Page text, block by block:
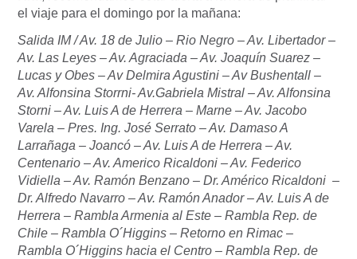
el viaje para el domingo por la mañana:
Salida IM / Av. 18 de Julio – Rio Negro – Av. Libertador –
Av. Las Leyes – Av. Agraciada – Av. Joaquín Suarez –
Lucas y Obes – Av Delmira Agustini – Av Bushentall –
Av. Alfonsina Storrni- Av.Gabriela Mistral – Av. Alfonsina
Storni – Av. Luis A de Herrera – Marne – Av. Jacobo
Varela – Pres. Ing. José Serrato – Av. Damaso A
Larrañaga – Joancó – Av. Luis A de Herrera – Av.
Centenario – Av. Americo Ricaldoni – Av. Federico
Vidiella – Av. Ramón Benzano – Dr. Américo Ricaldoni –
Dr. Alfredo Navarro – Av. Ramón Anador – Av. Luis A de
Herrera – Rambla Armenia al Este – Rambla Rep. de
Chile – Rambla O´Higgins – Retorno en Rimac –
Rambla O´Higgins hacia el Centro – Rambla Rep. de